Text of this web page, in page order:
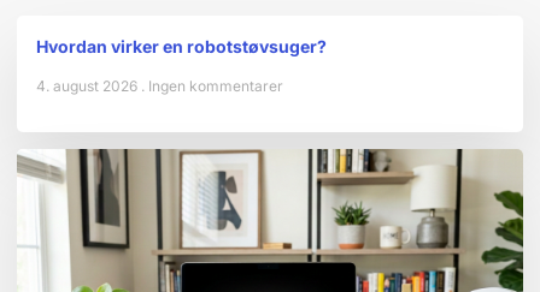
Hvordan virker en robotstøvsuger?
4. august 2026 Ingen kommentarer